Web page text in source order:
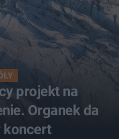
projekt na
Organek da
koncert